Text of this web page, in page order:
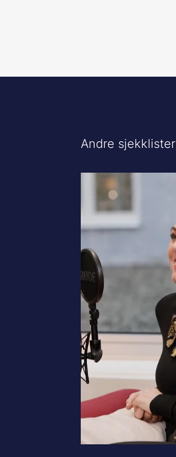
Andre sjekklister